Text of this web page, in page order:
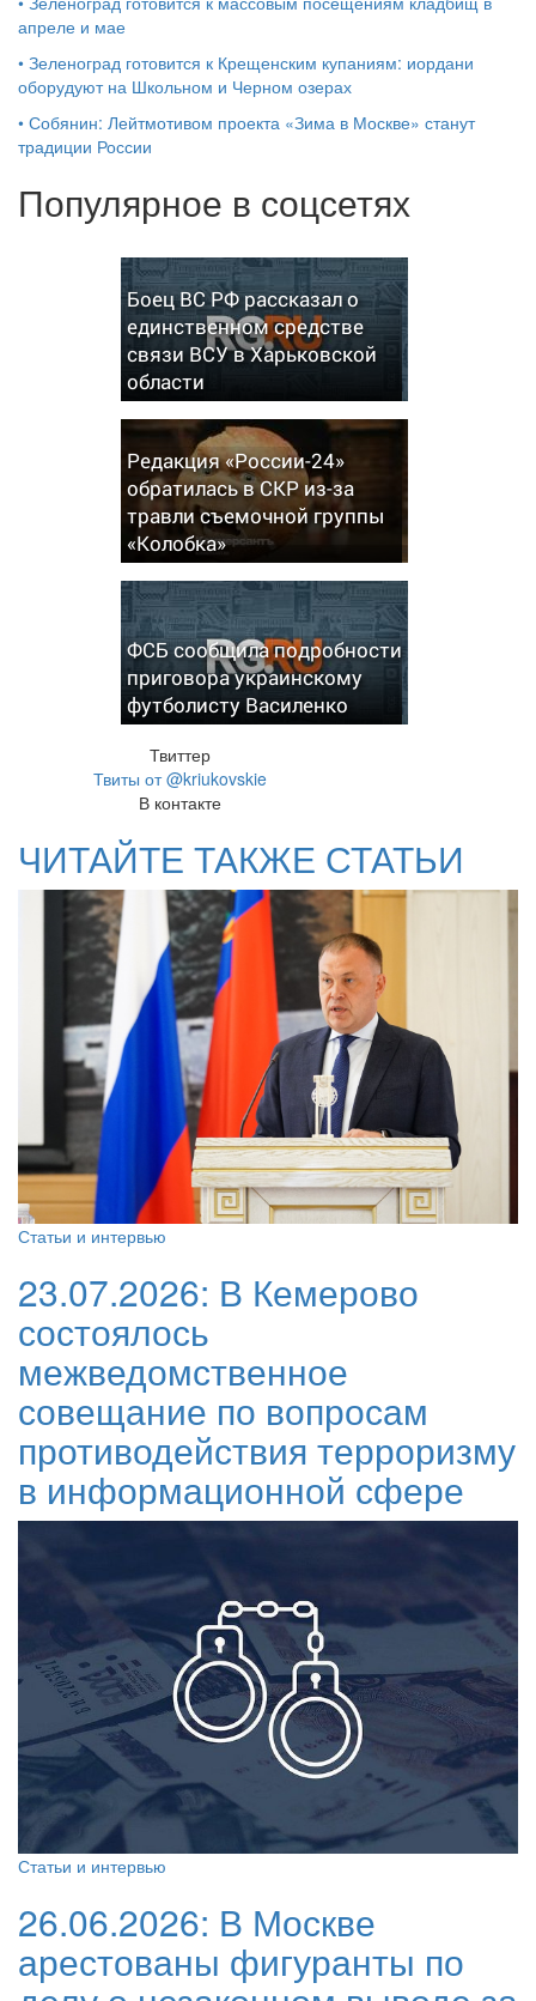
апреле и мае
• Зеленоград готовится к Крещенским купаниям: иордани
оборудуют на Школьном и Черном озерах
• Собянин: Лейтмотивом проекта «Зима в Москве» станут
традиции России
Популярное в соцсетях
Боец ВС РФ рассказал о
единственном средстве
связи ВСУ в Харьковской
области
Редакция «России-24»
обратилась в СКР из-за
травли съемочной группы
«Колобка»
ФСБ сообщила подробности
приговора украинскому
футболисту Василенко
Твиттер
Твиты от @kriukovskie
В контакте
ЧИТАЙТЕ ТАКЖЕ СТАТЬИ
Статьи и интервью
23.07.2026: В Кемерово
состоялось
межведомственное
совещание по вопросам
противодействия терроризму
в информационной сфере
Статьи и интервью
26.06.2026: В Москве
арестованы фигуранты по